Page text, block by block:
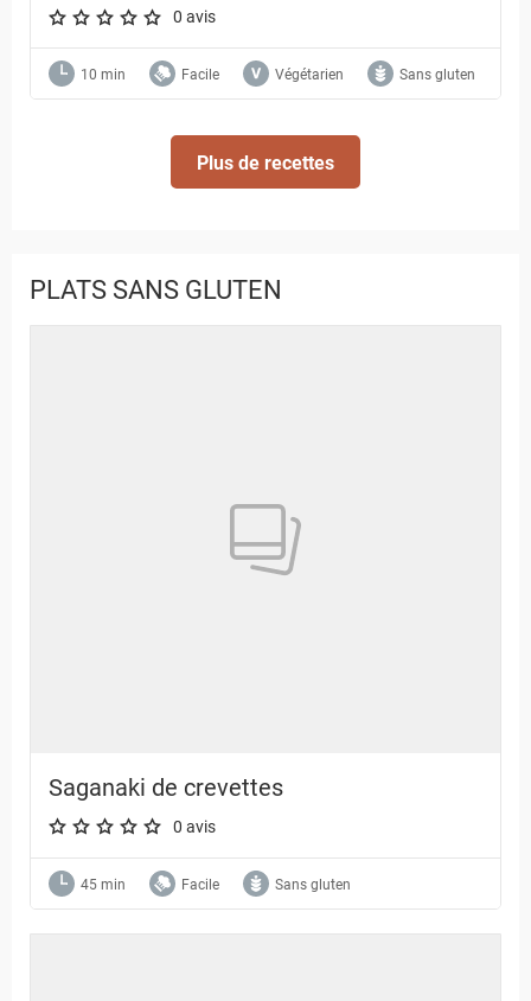
A star rating of 0 out of 5.
0 avis
10 min Facile Végétarien Sans gluten
Plus de recettes
PLATS SANS GLUTEN
Saganaki de crevettes
A star rating of 0 out of 5.
0 avis
45 min Facile Sans gluten